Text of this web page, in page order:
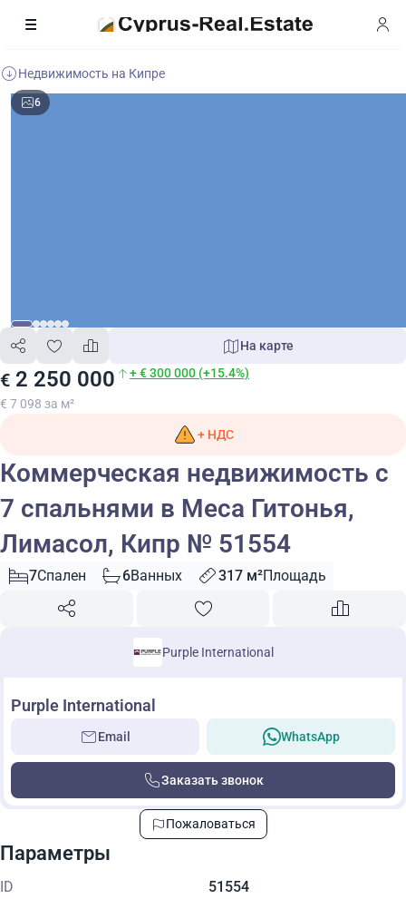
Недвижимость на Кипре
6
€ 2 250 000 + € 300 000 (+15.4%)
€ 7 098 за м²
На карте
+ НДС
Коммерческая недвижимость с
7 спальнями в Меса Гитонья,
Лимасол, Кипр № 51554
7Спален 6Ванных 317 м²Площадь
Purple International
Purple International
Email WhatsApp
Заказать звонок
Пожаловаться
Параметры
ID 51554